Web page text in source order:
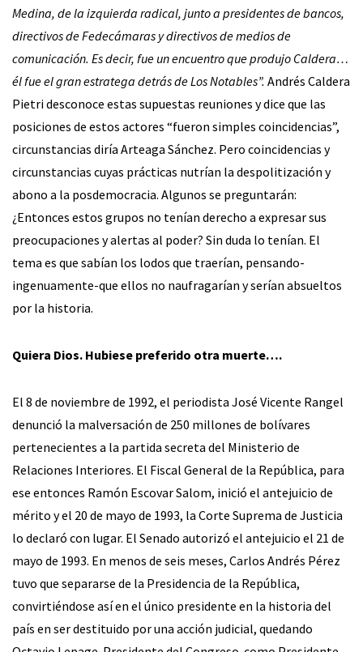
Medina, de la izquierda radical, junto a presidentes de bancos,
directivos de Fedecámaras y directivos de medios de
comunicación. Es decir, fue un encuentro que produjo Caldera…
él fue el gran estratega detrás de Los Notables”. Andrés Caldera
Pietri desconoce estas supuestas reuniones y dice que las
posiciones de estos actores “fueron simples coincidencias”,
circunstancias diría Arteaga Sánchez. Pero coincidencias y
circunstancias cuyas prácticas nutrían la despolitización y
abono a la posdemocracia. Algunos se preguntarán:
¿Entonces estos grupos no tenían derecho a expresar sus
preocupaciones y alertas al poder? Sin duda lo tenían. El
tema es que sabían los lodos que traerían, pensando-
ingenuamente-que ellos no naufragarían y serían absueltos
por la historia.
Quiera Dios. Hubiese preferido otra muerte….
El 8 de noviembre de 1992, el periodista José Vicente Rangel
denunció la malversación de 250 millones de bolívares
pertenecientes a la partida secreta del Ministerio de
Relaciones Interiores. El Fiscal General de la República, para
ese entonces Ramón Escovar Salom, inició el antejuicio de
mérito y el 20 de mayo de 1993, la Corte Suprema de Justicia
lo declaró con lugar. El Senado autorizó el antejuicio el 21 de
mayo de 1993. En menos de seis meses, Carlos Andrés Pérez
tuvo que separarse de la Presidencia de la República,
convirtiéndose así en el único presidente en la historia del
país en ser destituido por una acción judicial, quedando